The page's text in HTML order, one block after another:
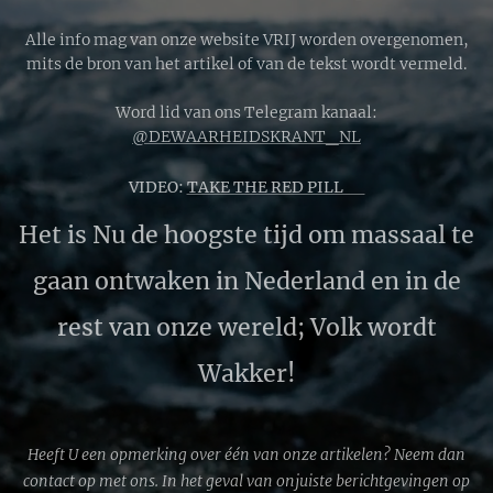
bereikt.
Alle info mag van onze website VRIJ worden overgenomen,
mits de bron van het artikel of van de tekst wordt vermeld.
Word lid van ons Telegram kanaal:
@DEWAARHEIDSKRANT_NL
VIDEO:TAKE THE RED PILL 🔴
Het is Nu de hoogste tijd om massaal te
gaan ontwaken in Nederland en in de
rest van onze wereld; Volk wordt
Wakker!
Heeft U een opmerking over één van onze artikelen? Neem dan
contact op met ons. In het geval van onjuiste berichtgevingen op